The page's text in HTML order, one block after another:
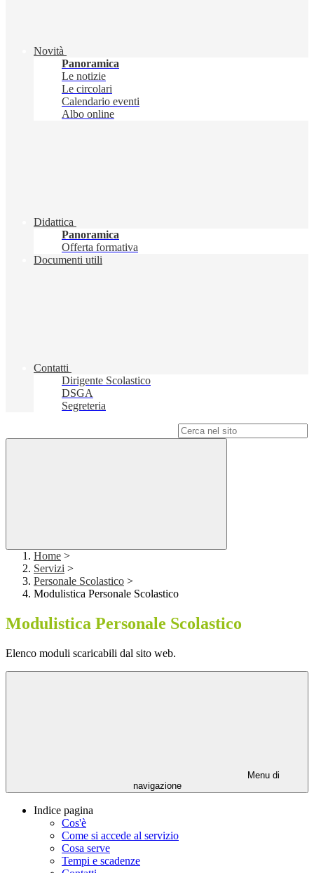
Novità
Panoramica
Le notizie
Le circolari
Calendario eventi
Albo online
Didattica
Panoramica
Offerta formativa
Documenti utili
Contatti
Dirigente Scolastico
DSGA
Segreteria
Home >
Servizi >
Personale Scolastico >
Modulistica Personale Scolastico
Modulistica Personale Scolastico
Elenco moduli scaricabili dal sito web.
Menu di
navigazione
Indice pagina
Cos'è
Come si accede al servizio
Cosa serve
Tempi e scadenze